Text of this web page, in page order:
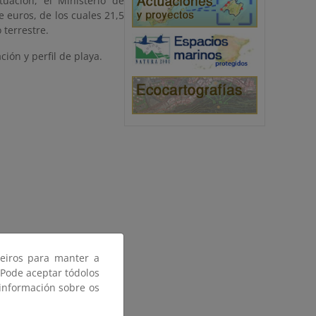
de los cuales 21,5
terrestre.
y perfil de playa.
para manter a
aceptar tódolos
sobre os